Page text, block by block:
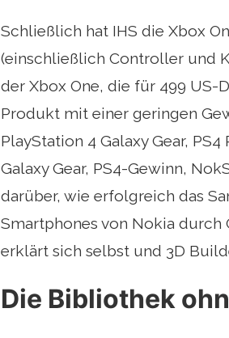
Schließlich hat IHS die Xbox
(einschließlich Controller und
der Xbox One, die für 499
Produkt mit einer geringen
PlayStation 4 Galaxy Gear,
Galaxy Gear, PS4-Gewinn,
darüber, wie erfolgreich das
Smartphones von Nokia durch
erklärt sich selbst und 3D
Die Bibliothek